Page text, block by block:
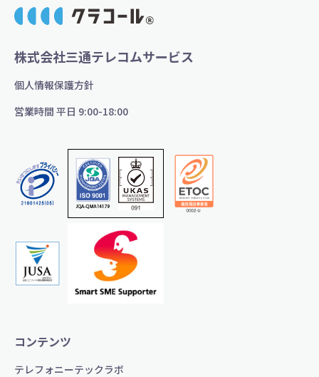
株式会社三通テレコムサービス
個人情報保護方針
営業時間 平日 9:00-18:00
コンテンツ
テレフォニーテックラボ